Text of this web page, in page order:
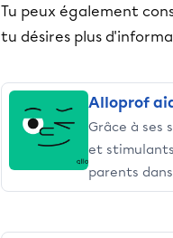
Tu peux également
tu désires plus
Alloprof
Grâce à ses
et
parents